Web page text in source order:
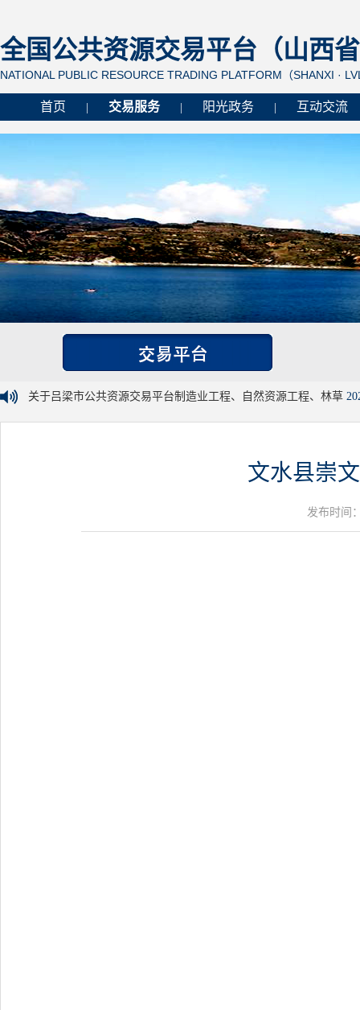
全国公共资源交易平台（山西
NATIONAL PUBLIC RESOURCE TRADING PLATFORM（SHANXI ·
首页 交易服务 阳光政务 互动交流
关于吕梁市公共资源交易平台制造业工程、自然资源工程、林草
文水县崇
发布时间